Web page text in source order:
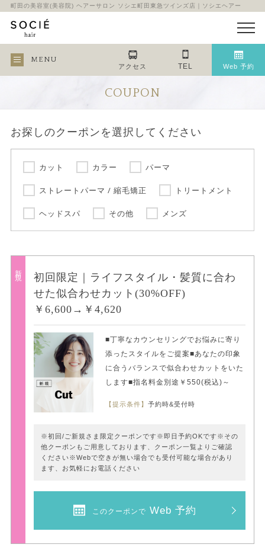
町田の美容室(美容院) ヘアーサロン ソシエ町田東急ツインズ店｜ソシエヘアー
MENU
アクセス TEL Web 予約
COUPON
お探しのクーポンを選択してください
カット カラー パーマ
ストレートパーマ / 縮毛矯正 トリートメント
ヘッドスパ その他 メンズ
新規
初回限定｜ライフスタイル・髪質に合わ
せた似合わせカット(30%OFF)
￥6,600→￥4,620
■丁寧なカウンセリングでお悩みに寄り
添ったスタイルをご提案■あなたの印象
に合うバランスで似合わせカットをいた
します■指名料金別途￥550(税込)～
【提示条件】予約時&受付時
※初回/ご新規さま限定クーポンです※即日予約OKです※その
他クーポンもご用意しております、クーポン一覧よりご確認
ください※Webで空きが無い場合でも受付可能な場合があり
ます、お気軽にお電話ください
このクーポンで Web 予約